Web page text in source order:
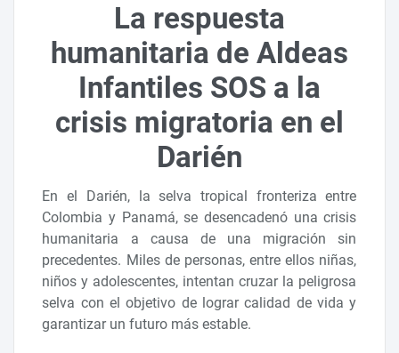
La respuesta
humanitaria de Aldeas
Infantiles SOS a la
crisis migratoria en el
Darién
En el Darién, la selva tropical fronteriza entre
Colombia y Panamá, se desencadenó una crisis
humanitaria a causa de una migración sin
precedentes. Miles de personas, entre ellos niñas,
niños y adolescentes, intentan cruzar la peligrosa
selva con el objetivo de lograr calidad de vida y
garantizar un futuro más estable.